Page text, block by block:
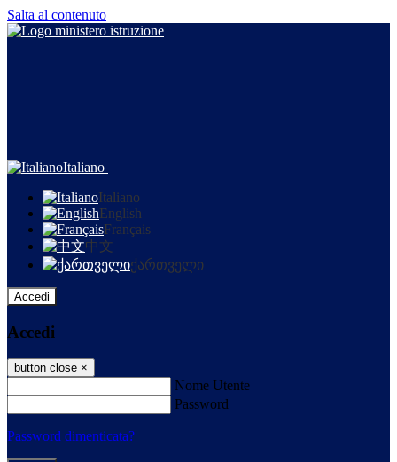
Salta al contenuto
Italiano
Italiano
English
Français
中文
ქართველი
Accedi
Accedi
button close ×
Nome Utente
Password
Password dimenticata?